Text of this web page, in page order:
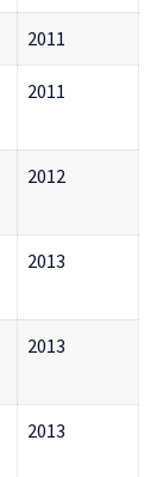
2011
2011
2012
2013
2013
2013